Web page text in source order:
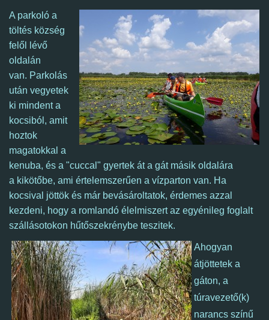
A parkoló a
töltés község
felől lévő
oldalán
van. Parkolás
után vegyetek
ki mindent a
kocsiból, amit
hoztok
magatokkal a
kenuba, és a "cuccal" gyertek át a gát másik oldalára
a kikötőbe, ami értelemszerűen a vízparton van. Ha
kocsival jöttök és már bevásároltatok, érdemes azzal
kezdeni, hogy a romlandó élelmiszert az egyénileg foglalt
szállásotokon hűtőszekrénybe teszitek.
Ahogyan
átjöttetek a
gáton, a
túravezető(k)
narancs színű